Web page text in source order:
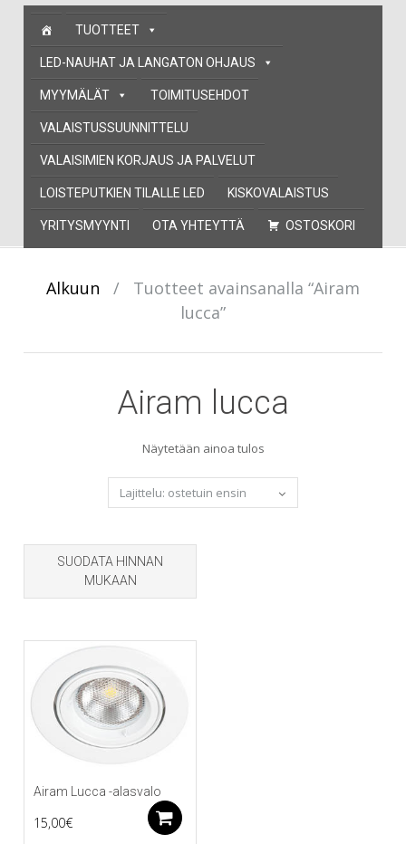
Skip
content
TUOTTEET
LED-NAUHAT JA LANGATON OHJAUS
MYYMÄLÄT TOIMITUSEHDOT
VALAISTUSSUUNNITTELU
VALAISIMIEN KORJAUS JA PALVELUT
LOISTEPUTKIEN TILALLE LED KISKOVALAISTUS
YRITYSMYYNTI OTA YHTEYTTÄ OSTOSKORI
Alkuun /
Tuotteet avainsanalla “Airam
lucca”
Airam lucca
Näytetään ainoa tulos
SUODATA HINNAN
MUKAAN
Airam Lucca -alasvalo
15,00€